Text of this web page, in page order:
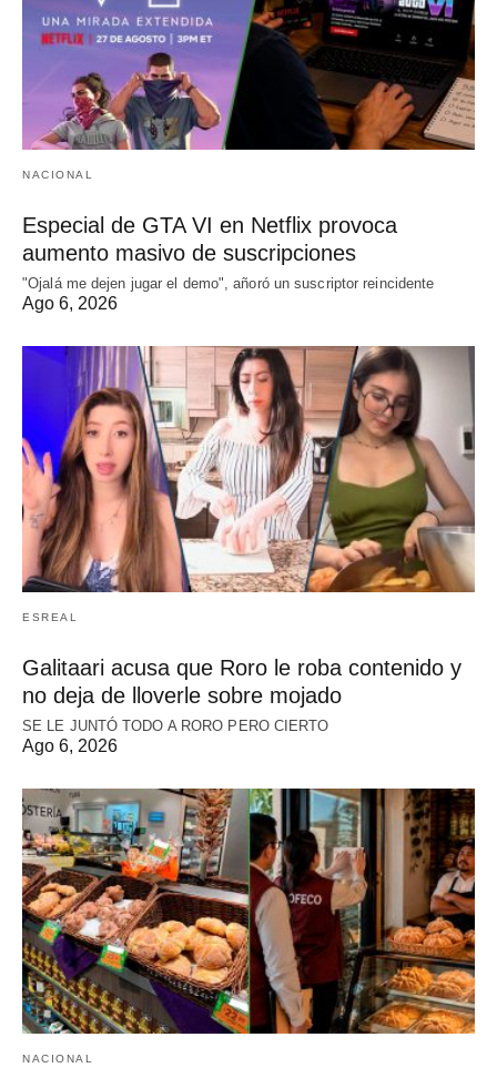
NACIONAL
Especial de GTA VI en Netflix provoca
aumento masivo de suscripciones
"Ojalá me dejen jugar el demo", añoró un suscriptor reincidente
Ago 6, 2026
ESREAL
Galitaari acusa que Roro le roba contenido y
no deja de lloverle sobre mojado
SE LE JUNTÓ TODO A RORO PERO CIERTO
Ago 6, 2026
NACIONAL